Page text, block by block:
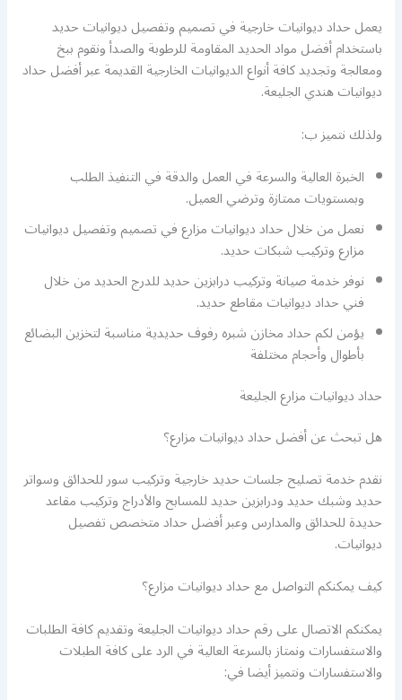
يعمل حداد ديوانيات خارجية في تصميم وتفصيل ديوانيات حديد
باستخدام أفضل مواد الحديد المقاومة للرطوبة والصدأ ونقوم ببخ
ومعالجة وتجديد كافة أنواع الديوانيات الخارجية القديمة عبر أفضل حداد
ديوانيات هندي الجليعة.
ولذلك نتميز ب:
الخبرة العالية والسرعة في العمل والدقة في التنفيذ الطلب
وبمستويات ممتازة وترضي العميل.
نعمل من خلال حداد ديوانيات مزارع في تصميم وتفصيل ديوانيات
مزارع وتركيب شبكات حديد.
نوفر خدمة صيانة وتركيب درابزين حديد للدرج الحديد من خلال
فني حداد ديوانيات مقاطع حديد.
يؤمن لكم حداد مخازن شبره رفوف حديدية مناسبة لتخزين البضائع
بأطوال وأحجام مختلفة
حداد ديوانيات مزارع الجليعة
هل تبحث عن أفضل حداد ديوانيات مزارع؟
نقدم خدمة تصليح جلسات حديد خارجية وتركيب سور للحدائق وسواتر
حديد وشبك حديد ودرابزين حديد للمسابح والأدراج وتركيب مقاعد
حديدة للحدائق والمدارس وعبر أفضل حداد متخصص تفصيل
ديوانيات.
كيف يمكنكم التواصل مع حداد ديوانيات مزارع؟
يمكنكم الاتصال على رقم حداد ديوانيات الجليعة وتقديم كافة الطلبات
والاستفسارات ونمتاز بالسرعة العالية في الرد على كافة الطبلات
والاستفسارات ونتميز أيضا في: